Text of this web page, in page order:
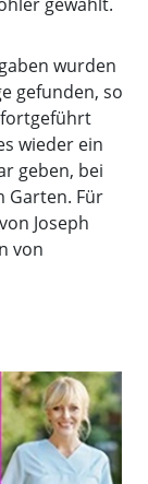
wurden
gefunden, so
wieder ein
geben, bei
Garten. Für
Joseph
von